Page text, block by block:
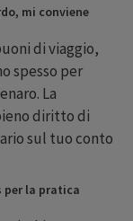
mi conviene
di viaggio,
spesso per
La
diritto di
sul tuo conto
per la pratica